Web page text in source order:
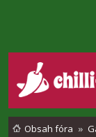
Obsah fóra